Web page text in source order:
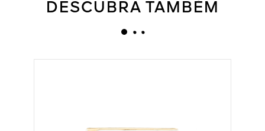
DESCUBRA TAMBÉM